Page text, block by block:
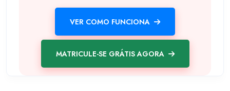
VER COMO FUNCIONA
MATRICULE-SE GRÁTIS AGORA